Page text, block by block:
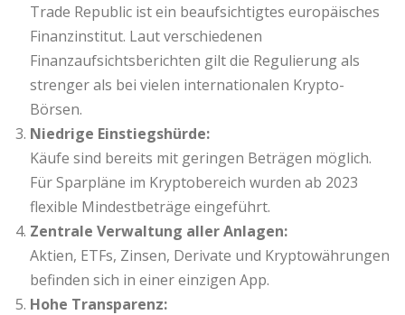
Trade Republic ist ein beaufsichtigtes europäisches
Finanzinstitut. Laut verschiedenen
Finanzaufsichtsberichten gilt die Regulierung als
strenger als bei vielen internationalen Krypto-
Börsen.
Niedrige Einstiegshürde:
Käufe sind bereits mit geringen Beträgen möglich.
Für Sparpläne im Kryptobereich wurden ab 2023
flexible Mindestbeträge eingeführt.
Zentrale Verwaltung aller Anlagen:
Aktien, ETFs, Zinsen, Derivate und Kryptowährungen
befinden sich in einer einzigen App.
Hohe Transparenz: